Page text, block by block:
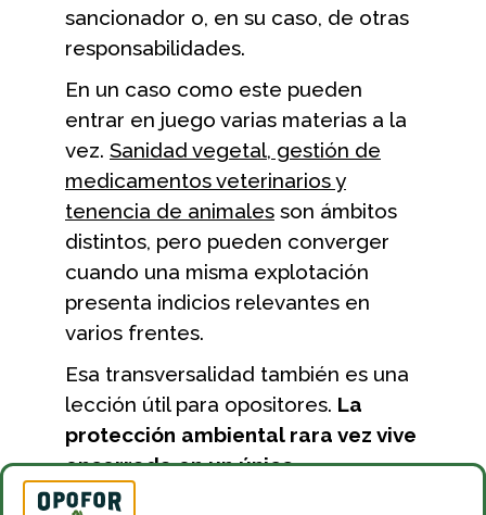
sancionador o, en su caso, de otras
responsabilidades.
En un caso como este pueden
entrar en juego varias materias a la
vez. Sanidad vegetal, gestión de
medicamentos veterinarios y
tenencia de animales son ámbitos
distintos, pero pueden converger
cuando una misma explotación
presenta indicios relevantes en
varios frentes.
Esa transversalidad también es una
lección útil para opositores. La
protección ambiental rara vez vive
encerrada en un único
reglamento